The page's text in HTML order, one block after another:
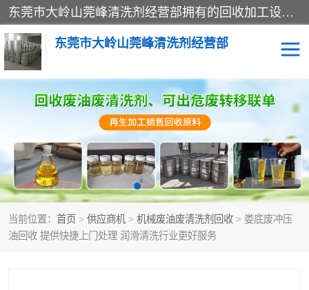
东莞市大岭山莞峰清洗剂经营部拥有的回收加工设备，大量废油回收、废清洗剂回收、废溶剂油回收、机械废油废清洗剂回收、废碳氢回收、碳氢液压油回收、碳氢二氯回收等废清洗剂处理；我们只是提供废旧化工原料的循环使用存放点，执行正规的存放，有正规的回收资质处理。同时我们公司批发零售回收级清洗剂，脱模油再生基础油，质量保证。
东莞市大岭山莞峰清洗剂经营部
当前位置： 首页 > 供应商机 > 机械废油废清洗剂回收 > 娄底废冲压
油回收 提供快捷上门处理 润滑清洗行业更好服务
废清洗剂回收
废溶剂油回收 机械废油废清洗剂回收
废碳氢回收 碳氢液压油回收
碳氢二氯回收 回收废三四氯乙烯